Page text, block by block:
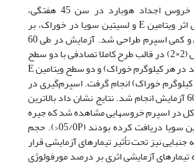
با به‌کارگیری 36 قطعه خروس اجداد هوبارد در سن 45 هفتگی،
آزمایشی با هدف بررسی اثر ویتامین E و لسیتین سویا در خوراک، بر
برخی فراسنجه­های کیفی و کمی اسپرم طراحی شد. آزمایش در طی 60
روز و با چیدمان فاکتوریل (2×2) در قالب طرح کاملا تصادفی با دو سطح
لسیتین (صفر و یک درصد در هر کیلوگرم خوراک) و دو سطح ویتامین E
در کیلوگرم خوراک) انجام گرفت. اسپرم‌گیری در
روزهای صفر، 20، 40 و 60 آزمایش انجام شد. نتایج نشان داد بالاترین
کل در اسپرم خروس­هایی مشاهده شد که جیره
حاوی ویتامین E + لسیتین سویا دریافت کرده بودند (05/0P<). حجم
نیز تحت تأثیر تیمارهای آزمایشی قرار
آزمایشی اثری بر درصد مورفولوژی